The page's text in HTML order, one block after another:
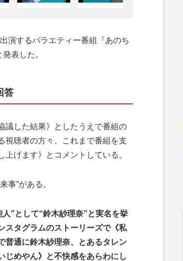
演するバラエティー番組『あのち
表した。
答
した結果》としたうえで番組の
視聴者の方々、これまで番組を支
げます》とコメントしている。
事”がある。
”として“鈴木紗理奈”と実名を挙
スタグラムのストーリーズで《私
普通に鈴木紗理奈、とあるタレン
じめやん》と不快感をあらわにし